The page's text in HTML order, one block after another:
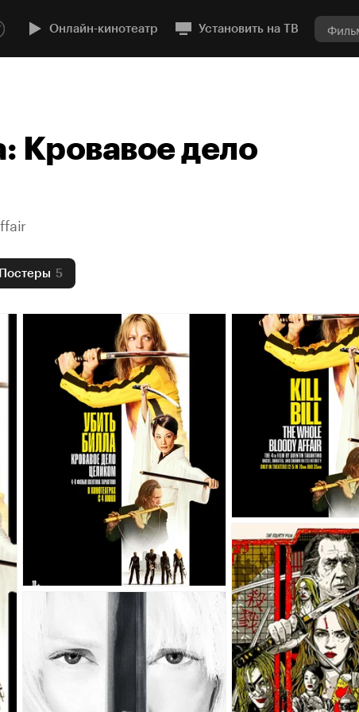
Онлайн-кинотеатр Установить на ТВ
Кровавое дело
Постеры 5